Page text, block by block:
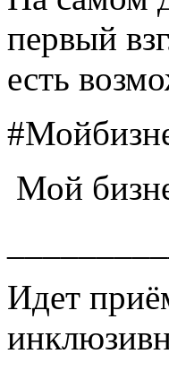
первый
есть
Мой
Идет